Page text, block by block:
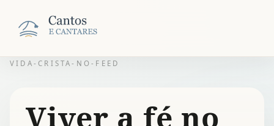
VIDA-CRISTA-NO-FEED
Viver a fé no